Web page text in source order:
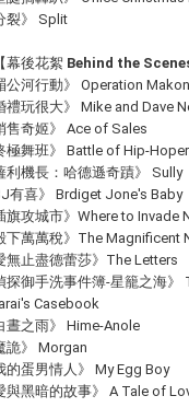
裂》 Split
【幕後花絮 Behind the
公河行動》 Operation
禮玩很大》 Mike and Dave
售奇姬》 Ace of Sales
極舞班》 Battle of Hip-
利機長：哈德遜奇蹟》 Sully
有喜》 Brdiget Jone's Baby
旗攻城市》Where to Invade
下萬萬稅》The Magnificent
無止盡德蕾莎》The Letters
探御手洗事件簿-星籠之海
Casebook
晝之雨》 Hime-Anole
詭》 Morgan
的蛋男情人》 My Egg Boy
與黑暗的故事》 A Tale of